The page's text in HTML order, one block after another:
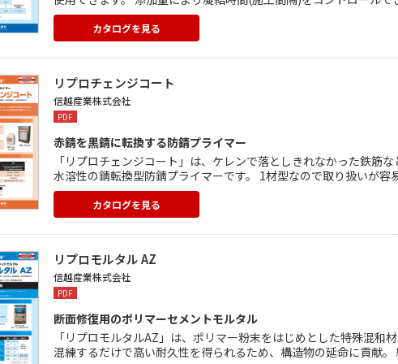
易。 塩化物を含まないので既設コンクリート構造物への悪影響も
や硬化収縮性も損ないません。 特に冬場のドライアウト対策に有
カタログを見る
リプロチェンジコート
信越産業株式会社
PDF
赤錆を黒錆に転換する防錆プライマー
「リプロチェンジコート」は、ケレンで落としきれなかった鉄筋
水溶性の錆転換型防錆プライマーです。 1材型なので取り扱いが
AZとの良好な付着性を有し、リプロ防錆ペーストと併用しても付
酸化鉄)に変化させることで錆の進行を抑制。
カタログを見る
リプロモルタル AZ
信越産業株式会社
PDF
断面修復用のポリマーセメントモルタル
「リプロモルタルAZ」は、ポリマー粉末をはじめとした特殊混
混練するだけで高い耐久性を得られるため、構造物の延命に貢献